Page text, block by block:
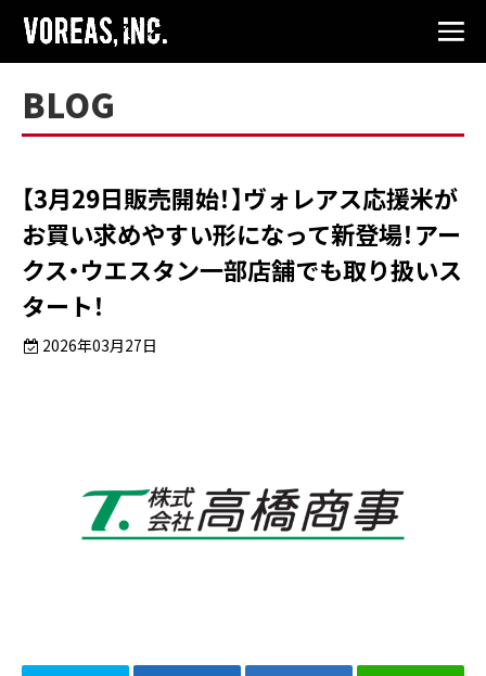
BLOG
【3月29日販売開始！】ヴォレアス応援米が
お買い求めやすい形になって新登場！アー
クス・ウエスタン一部店舗でも取り扱いス
タート！
2026年03月27日